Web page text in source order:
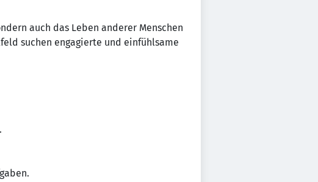
auch das Leben anderer Menschen
suchen engagierte und einfühlsame